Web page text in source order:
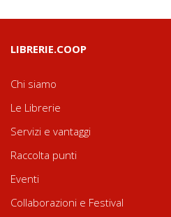
LIBRERIE.COOP
Chi siamo
Le Librerie
Servizi e vantaggi
Raccolta punti
Eventi
Collaborazioni e Festival